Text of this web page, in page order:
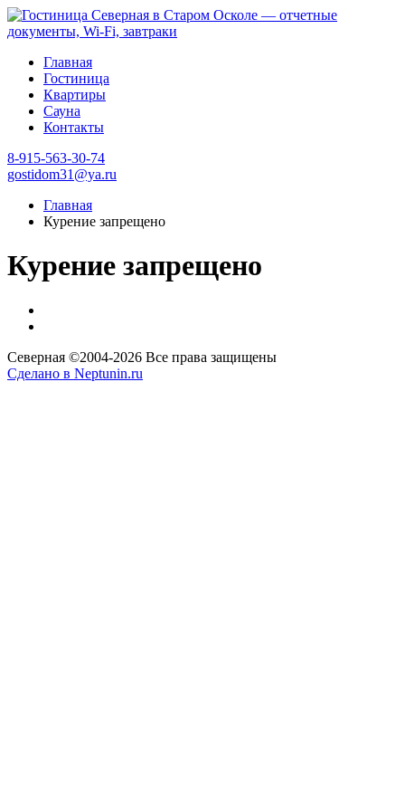
Главная
Гостиница
Квартиры
Сауна
Контакты
8-915-563-30-74
gostidom31@ya.ru
Главная
Курение запрещено
Курение запрещено
Северная ©2004-2026 Все права защищены
Сделано в Neptunin.ru